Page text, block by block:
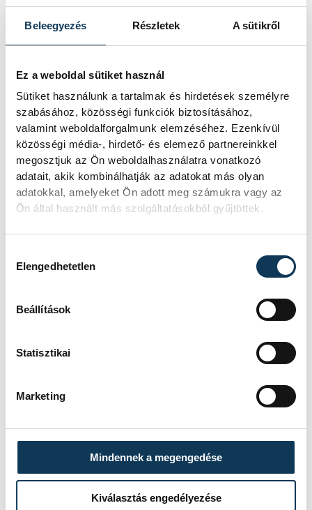
Beleegyezés Részletek A sütikről
Ez a weboldal sütiket használ
Sütiket használunk a tartalmak és hirdetések személyre
szabásához, közösségi funkciók biztosításához,
valamint weboldalforgalmunk elemzéséhez. Ezenkívül
közösségi média-, hirdető- és elemező partnereinkkel
megosztjuk az Ön weboldalhasználatra vonatkozó
adatait, akik kombinálhatják az adatokat más olyan
adatokkal, amelyeket Ön adott meg számukra vagy az
Ön által használt más szolgáltatásokból gyűjtöttek.
Elengedhetetlen
Beállítások
Statisztikai
Marketing
Mindennek a megengedése
Kiválasztás engedélyezése
Sajtóiroda vezetője.
Mint mondta, az ülésen Rogán
Antal, a miniszterelnök
kabinetfőnöke, Gulyás Gergely,
a Miniszterelnökséget vezető
miniszter, Benkő Tibor
honvédelmi miniszter és Pintér
Sándor belügyminiszter vesz
részt. További tájékoztatást a
sajtófőnök későbbre ígért.
vehir.hu